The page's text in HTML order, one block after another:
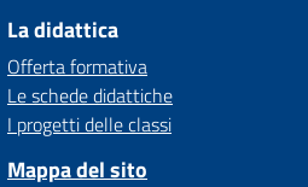
La didattica
Offerta formativa
Le schede didattiche
I progetti delle classi
Mappa del sito